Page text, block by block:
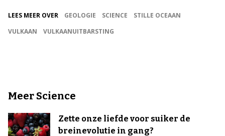
LEES MEER OVER GEOLOGIE SCIENCE
STILLE OCEAAN
VULKAAN
VULKAANUITBARSTING
Meer Science
Zette onze liefde voor suiker de
breinevolutie in gang?